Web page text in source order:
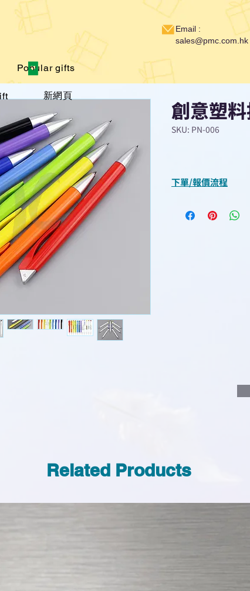
Popular gifts
新網頁
Email :
sales@pmc.com.hk
創意塑
SKU: PN-006
下單/報價流程
查詢或報價”
Related Products